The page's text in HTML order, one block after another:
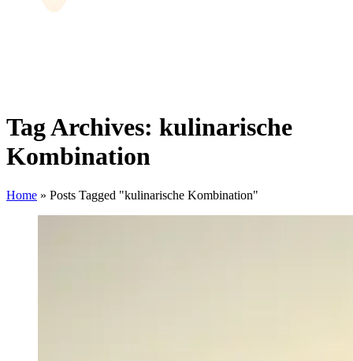
Tag Archives: kulinarische
Kombination
Home » Posts Tagged "kulinarische Kombination"